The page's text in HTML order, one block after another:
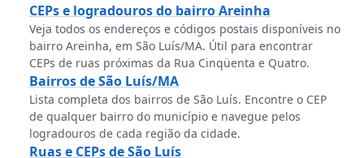
CEPs e logradouros do bairro Areinha
Veja todos os endereços e códigos postais disponíveis no
bairro Areinha, em São Luís/MA. Útil para encontrar
CEPs de ruas próximas da Rua Cinqüenta e Quatro.
Bairros de São Luís/MA
Lista completa dos bairros de São Luís. Encontre o CEP
de qualquer bairro do município e navegue pelos
logradouros de cada região da cidade.
Ruas e CEPs de São Luís